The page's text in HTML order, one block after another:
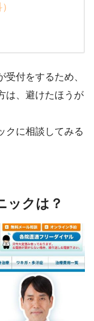
付をするため、
は、避けたほうが
クに相談してみる
ックは？